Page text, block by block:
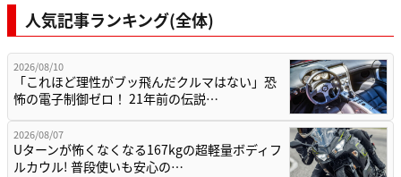
人気記事ランキング(全体)
2026/08/10
「これほど理性がブッ飛んだクルマはない」恐
怖の電子制御ゼロ！ 21年前の伝説…
2026/08/07
Uターンが怖くなくなる167kgの超軽量ボディフ
ルカウル! 普段使いも安心の…